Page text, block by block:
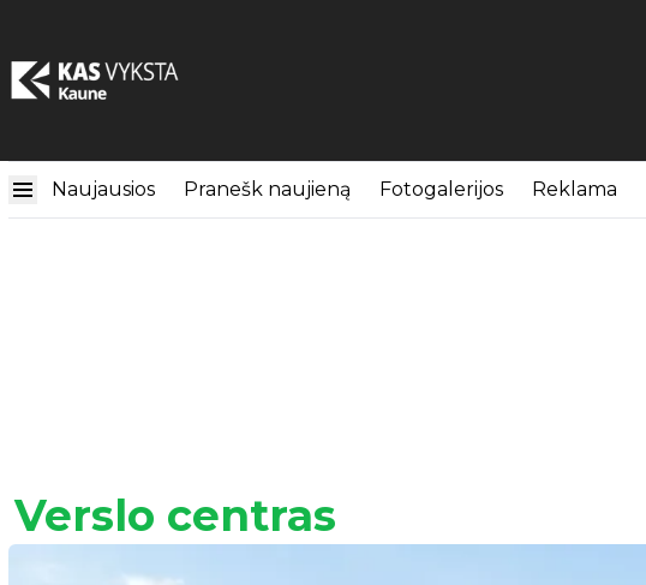
Naujausios Pranešk naujieną Fotogalerijos Reklama
Verslo centras